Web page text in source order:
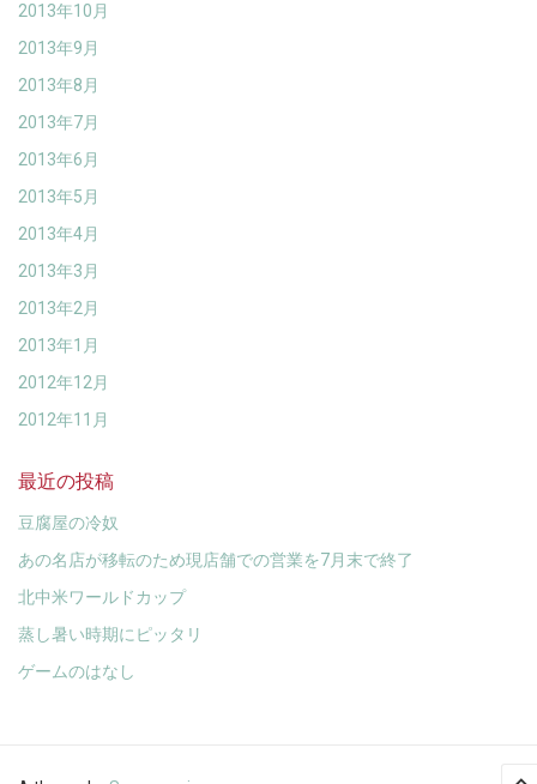
2013年10月
2013年9月
2013年8月
2013年7月
2013年6月
2013年5月
2013年4月
2013年3月
2013年2月
2013年1月
2012年12月
2012年11月
最近の投稿
豆腐屋の冷奴
あの名店が移転のため現店舗での営業を7月末で終了
北中米ワールドカップ
蒸し暑い時期にピッタリ
ゲームのはなし